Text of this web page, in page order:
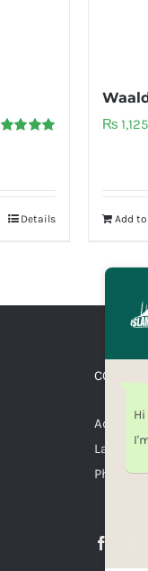
Details
₨1,125
Add
Lahore,
Phone: